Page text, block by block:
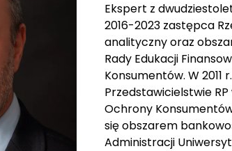
Ekspert z
2016-2023 zastępca
analityczny oraz
Rady Edukacji
Konsumentów. W 2011
Przedstawicielstwie
Ochrony
się obszarem
Administracji